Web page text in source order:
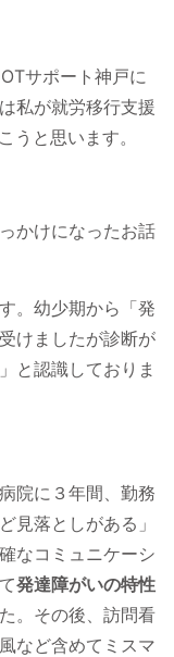
サポート神戸に
私が就労移行支援
うと思います。
かけになったお話
。幼少期から「発
けましたが診断が
と認識しておりま
院に３年間、勤務
見落としがある」
なコミュニケーシ
発達障がいの特性
。その後、訪問看
など含めてミスマ